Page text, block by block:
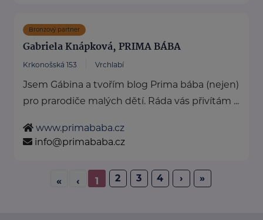
Bronzový partner
Gabriela Knápková, PRIMA BÁBA
Krkonošská 153 Vrchlabí
Jsem Gábina a tvořím blog Prima bába (nejen)
pro prarodiče malých dětí. Ráda vás přivítám ...
www.primababa.cz
info@primababa.cz
« ‹ 1 2 3 4 › »